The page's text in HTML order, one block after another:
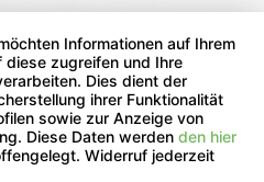
Informationen auf Ihrem
zugreifen und Ihre
Dies dient der
ihrer Funktionalität
sowie zur Anzeige von
Diese Daten werden den hier
Widerruf jederzeit